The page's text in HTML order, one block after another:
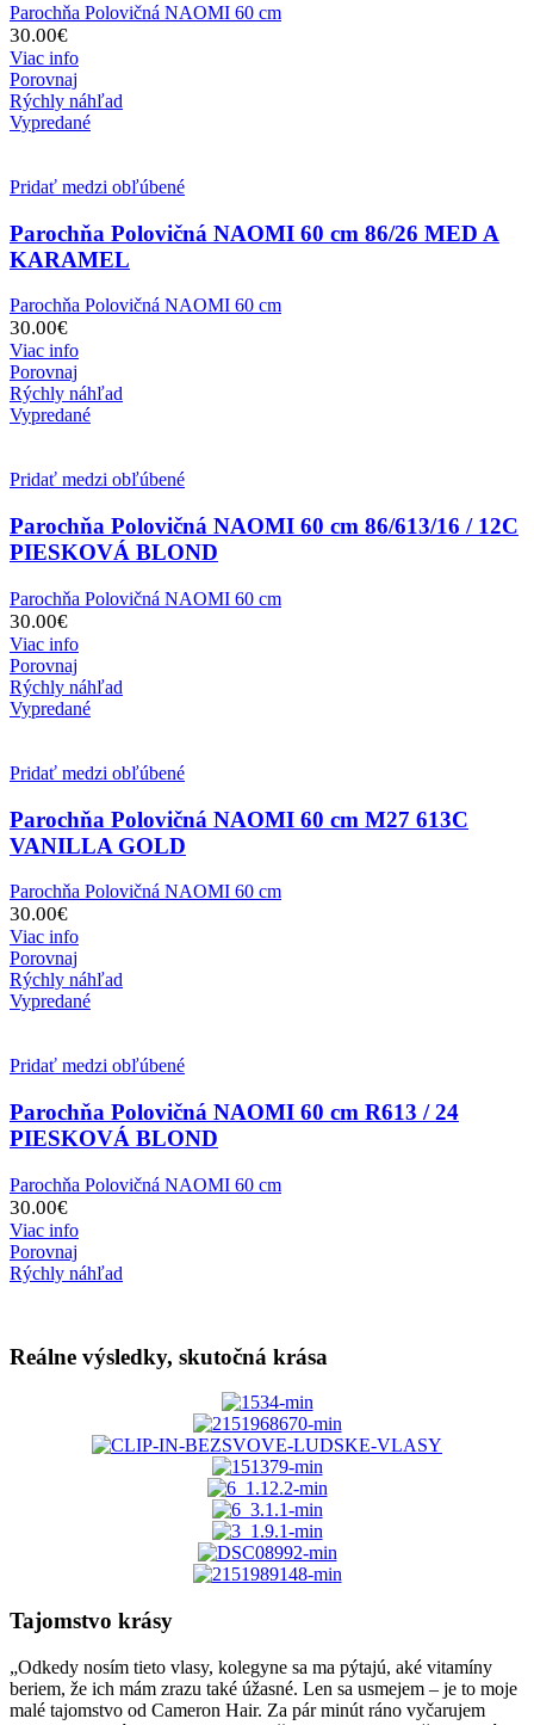
Parochňa Polovičná NAOMI 60 cm
30.00€
Viac info
Porovnaj
Rýchly náhľad
Vypredané
Pridať medzi obľúbené
Parochňa Polovičná NAOMI 60 cm 86/26 MED A
KARAMEL
Parochňa Polovičná NAOMI 60 cm
30.00€
Viac info
Porovnaj
Rýchly náhľad
Vypredané
Pridať medzi obľúbené
Parochňa Polovičná NAOMI 60 cm 86/613/16 / 12C
PIESKOVÁ BLOND
Parochňa Polovičná NAOMI 60 cm
30.00€
Viac info
Porovnaj
Rýchly náhľad
Vypredané
Pridať medzi obľúbené
Parochňa Polovičná NAOMI 60 cm M27 613C
VANILLA GOLD
Parochňa Polovičná NAOMI 60 cm
30.00€
Viac info
Porovnaj
Rýchly náhľad
Vypredané
Pridať medzi obľúbené
Parochňa Polovičná NAOMI 60 cm R613 / 24
PIESKOVÁ BLOND
Parochňa Polovičná NAOMI 60 cm
30.00€
Viac info
Porovnaj
Rýchly náhľad
Reálne výsledky, skutočná krása
Tajomstvo krásy
„Odkedy nosím tieto vlasy, kolegyne sa ma pýtajú, aké vitamíny
beriem, že ich mám zrazu také úžasné. Len sa usmejem – je to moje
malé tajomstvo od Cameron Hair. Za pár minút ráno vyčarujem